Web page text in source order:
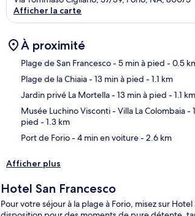
Afficher la carte
À proximité
Plage de San Francesco- 5 min à pied - 0.5
Plage de la Chiaia- 13 min à pied - 1.1 km
Jardin privé La Mortella- 13 min à pied - 1.1 km
Musée Luchino Visconti - Villa La Colombaia-
pied - 1.3 km
Port de Forio- 4 min en voiture- 2.6 km
Afficher plus
Hotel San Francesco
Pour votre séjour à la plage à Forio, misez sur